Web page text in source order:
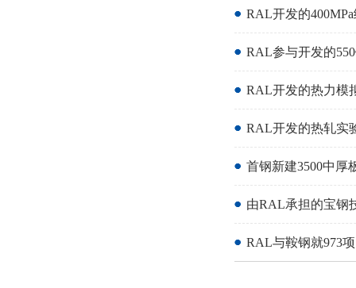
RAL开发的
RAL参与开发的
RAL开发的热力模
RAL开发的热轧实
首钢新建3500中厚
由RAL承担的宝钢
RAL与鞍钢就973